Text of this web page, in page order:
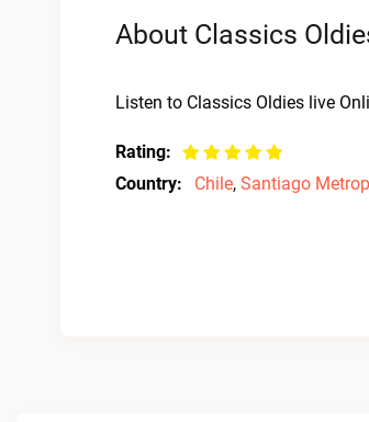
About Classics
Listen to Classics Oldies live
Rating:
Country:
Chile, Santiago